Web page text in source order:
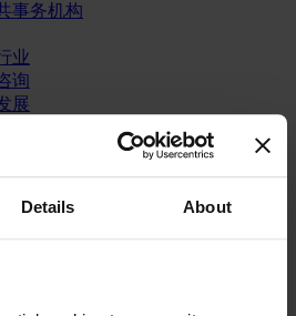
Details About
事务机构
业
询
展